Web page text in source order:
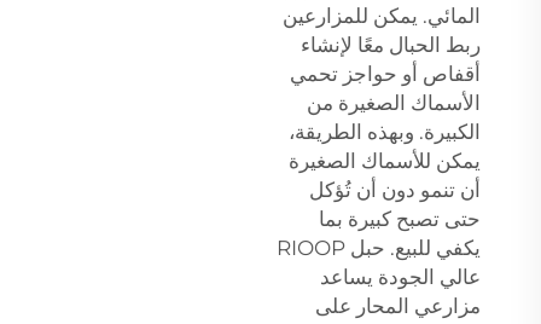
المائي. يمكن للمزارعين
ربط الحبال معًا لإنشاء
أقفاص أو حواجز تحمي
الأسماك الصغيرة من
الكبيرة. وبهذه الطريقة،
يمكن للأسماك الصغيرة
أن تنمو دون أن تُؤكل
حتى تصبح كبيرة بما
يكفي للبيع. حبل RIOOP
عالي الجودة يساعد
مزارعي المحار على